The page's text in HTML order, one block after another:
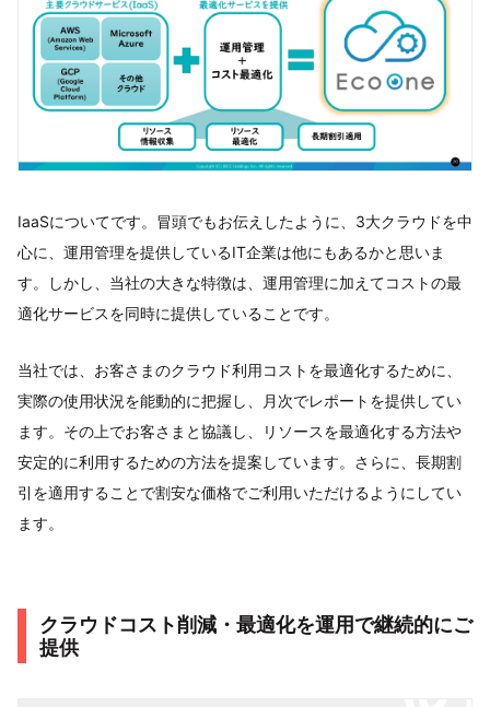
IaaSについてです。冒頭でもお伝えしたように、3大クラウドを中
心に、運用管理を提供しているIT企業は他にもあるかと思いま
す。しかし、当社の大きな特徴は、運用管理に加えてコストの最
適化サービスを同時に提供していることです。
当社では、お客さまのクラウド利用コストを最適化するために、
実際の使用状況を能動的に把握し、月次でレポートを提供してい
ます。その上でお客さまと協議し、リソースを最適化する方法や
安定的に利用するための方法を提案しています。さらに、長期割
引を適用することで割安な価格でご利用いただけるようにしてい
ます。
クラウドコスト削減・最適化を運用で継続的にご
提供